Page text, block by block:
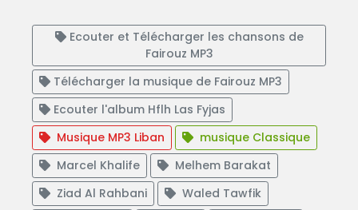
Ecouter et Télécharger les chansons de
Fairouz MP3
Télécharger la musique de Fairouz MP3
Ecouter l'album Hflh Las Fyjas
Musique MP3 Liban
musique Classique
Marcel Khalife
Melhem Barakat
Ziad Al Rahbani
Waled Tawfik